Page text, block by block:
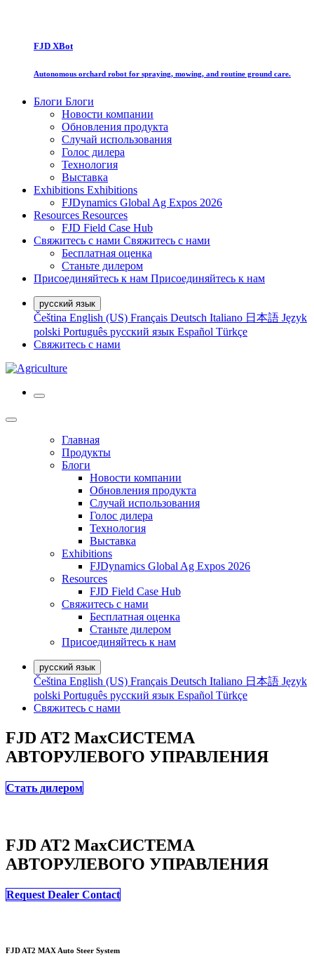
FJD XBot
Autonomous orchard robot for spraying, mowing, and routine ground care.
Блоги Блоги
Новости компании
Обновления продукта
Случай использования
Голос дилера
Технология
Выставка
Exhibitions Exhibitions
FJDynamics Global Ag Expos 2026
Resources Resources
FJD Field Case Hub
Свяжитесь с нами Свяжитесь с нами
Бесплатная оценка
Станьте дилером
Присоединяйтесь к нам Присоединяйтесь к нам
русский язык
Čeština English (US) Français Deutsch Italiano 日本語 Język
polski Português русский язык Español Türkçe
Свяжитесь с нами
Главная
Продукты
Блоги
Новости компании
Обновления продукта
Случай использования
Голос дилера
Технология
Выставка
Exhibitions
FJDynamics Global Ag Expos 2026
Resources
FJD Field Case Hub
Свяжитесь с нами
Бесплатная оценка
Станьте дилером
Присоединяйтесь к нам
русский язык
Čeština English (US) Français Deutsch Italiano 日本語 Język
polski Português русский язык Español Türkçe
Свяжитесь с нами
FJD AT2 MaxСИСТЕМА
АВТОРУЛЕВОГО УПРАВЛЕНИЯ
Стать дилером
FJD AT2 MaxСИСТЕМА
АВТОРУЛЕВОГО УПРАВЛЕНИЯ
Request Dealer Contact
FJD AT2 MAX Auto Steer System